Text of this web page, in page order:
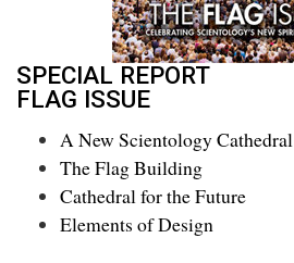
SPECIAL REPORT
FLAG ISSUE
A New Scientology Cathedral
The Flag Building
Cathedral for the Future
Elements of Design